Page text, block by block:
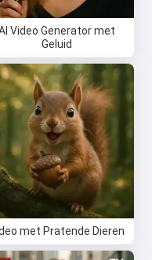
Video Generator met
Geluid
met Pratende Dieren
gedichten
🥰